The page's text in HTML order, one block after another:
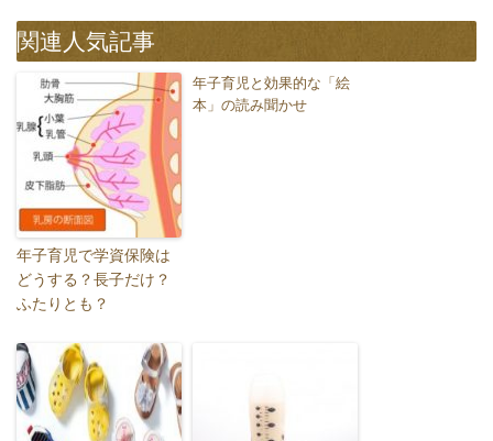
関連人気記事
年子育児で学資保険は
どうする？長子だけ？
ふたりとも？
年子育児と効果的な「絵
本」の読み聞かせ